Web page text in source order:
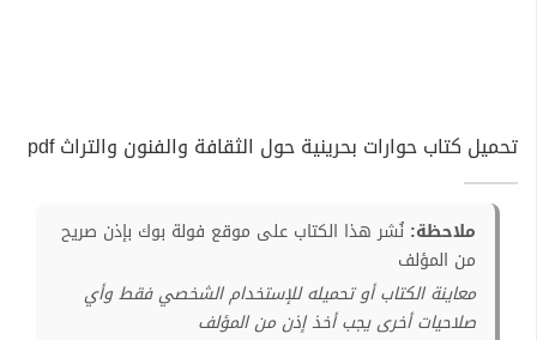
تحميل كتاب حوارات بحرينية حول الثقافة والفنون والتراث pdf
ملاحظة: نُشر هذا الكتاب على موقع فولة بوك بإذن صريح
من المؤلف
معاينة الكتاب أو تحميله للإستخدام الشخصي فقط وأي
صلاحيات أخرى يجب أخذ إذن من المؤلف